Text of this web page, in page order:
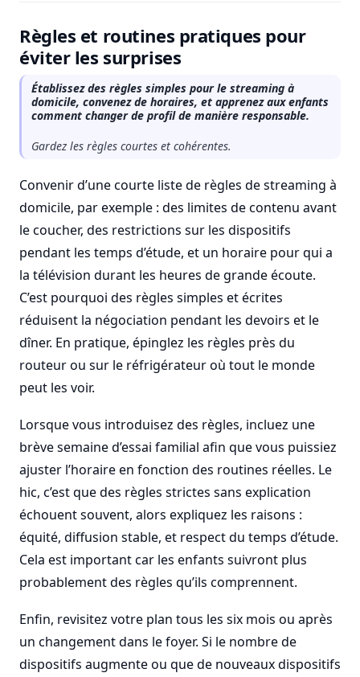
Règles et routines pratiques pour
éviter les surprises
Établissez des règles simples pour le streaming à
domicile, convenez de horaires, et apprenez aux enfants
comment changer de profil de manière responsable.
Gardez les règles courtes et cohérentes.
Convenir d’une courte liste de règles de streaming à
domicile, par exemple : des limites de contenu avant
le coucher, des restrictions sur les dispositifs
pendant les temps d’étude, et un horaire pour qui a
la télévision durant les heures de grande écoute.
C’est pourquoi des règles simples et écrites
réduisent la négociation pendant les devoirs et le
dîner. En pratique, épinglez les règles près du
routeur ou sur le réfrigérateur où tout le monde
peut les voir.
Lorsque vous introduisez des règles, incluez une
brève semaine d’essai familial afin que vous puissiez
ajuster l’horaire en fonction des routines réelles. Le
hic, c’est que des règles strictes sans explication
échouent souvent, alors expliquez les raisons :
équité, diffusion stable, et respect du temps d’étude.
Cela est important car les enfants suivront plus
probablement des règles qu’ils comprennent.
Enfin, revisitez votre plan tous les six mois ou après
un changement dans le foyer. Si le nombre de
dispositifs augmente ou que de nouveaux dispositifs